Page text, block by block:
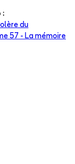
:
du
57 - La mémoire